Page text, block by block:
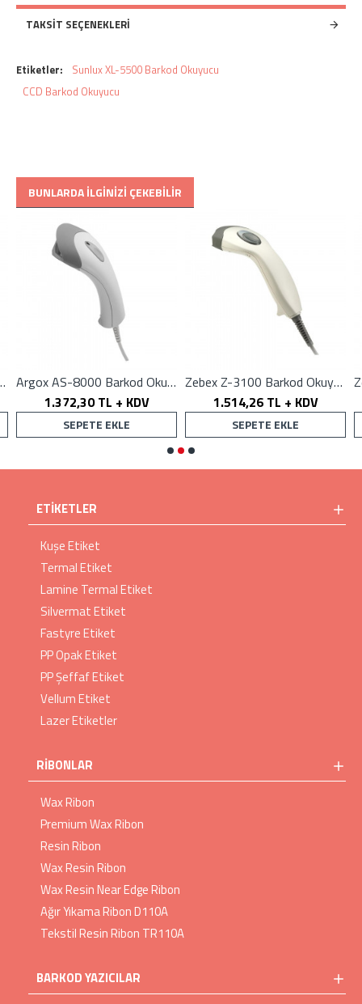
● Seri Port, PS/2 ve USB Bağlantı Seçenekleri
TAKSIT SEÇENEKLERI
Etiketler:
Sunlux XL-5500 Barkod Okuyucu
CCD Barkod Okuyucu
BUNLARDA İLGINIZI ÇEKEBILIR
Okuyucu
Argox AS-8000 Barkod Okuyucu
1.372,30 TL + KDV
SEPETE EKLE
Zebex Z-3100 Barkod Okuyucu
1.514,26 TL + KDV
SEPETE EKLE
ETIKETLER
Kuşe Etiket
Termal Etiket
Lamine Termal Etiket
Silvermat Etiket
Fastyre Etiket
PP Opak Etiket
PP Şeffaf Etiket
Vellum Etiket
Lazer Etiketler
RIBONLAR
Wax Ribon
Premium Wax Ribon
Resin Ribon
Wax Resin Ribon
Wax Resin Near Edge Ribon
Ağır Yıkama Ribon D110A
Tekstil Resin Ribon TR110A
BARKOD YAZICILAR